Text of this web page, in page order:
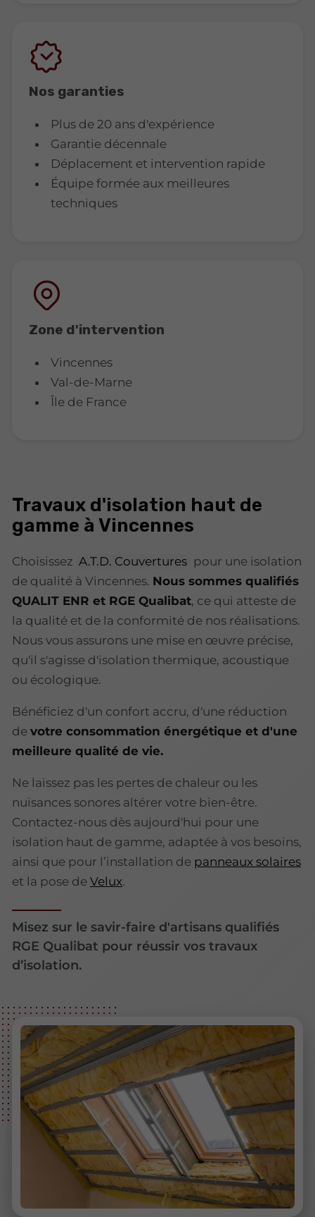
Nos garanties
Plus de 20 ans d'expérience
Garantie décennale
Déplacement et intervention rapide
Équipe formée aux meilleures
techniques
Zone d'intervention
Vincennes
Val-de-Marne
Île de France
Travaux d'isolation haut de
gamme à Vincennes
Choisissez A.T.D. Couvertures pour une isolation
de qualité à Vincennes. Nous sommes qualifiés
QUALIT ENR et RGE Qualibat, ce qui atteste de
la qualité et de la conformité de nos réalisations.
Nous vous assurons une mise en œuvre précise,
qu'il s'agisse d'isolation thermique, acoustique
ou écologique.
Bénéficiez d'un confort accru, d'une réduction
devotre consommation énergétique et d'une
meilleure qualité de vie.
Ne laissez pas les pertes de chaleur ou les
nuisances sonores altérer votre bien-être.
Contactez-nous dès aujourd'hui pour une
isolation haut de gamme, adaptée à vos besoins,
ainsi que pour l’installation de panneaux solaires
et la pose deVelux.
Misez sur le savir-faire d'artisans qualifiés
RGE Qualibat pour réussir vos travaux
d’isolation.